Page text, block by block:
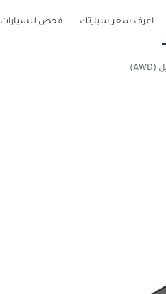
اعرف سعر سيارتك فحص للسيارات